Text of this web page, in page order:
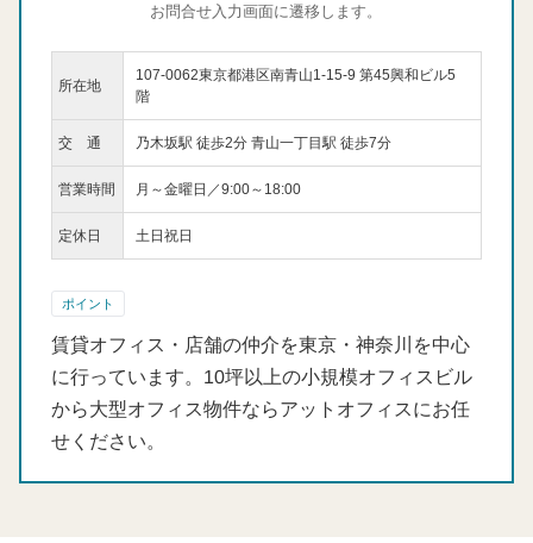
お問合せ入力画面に遷移します。
所在地
107-0062東京都港区南青山1-15-9 第45興和ビル5
階
交 通 乃木坂駅 徒歩2分 青山一丁目駅 徒歩7分
営業時間 月～金曜日／9:00～18:00
定休日 土日祝日
ポイント
賃貸オフィス・店舗の仲介を東京・神奈川を中心
に行っています。10坪以上の小規模オフィスビル
から大型オフィス物件ならアットオフィスにお任
せください。